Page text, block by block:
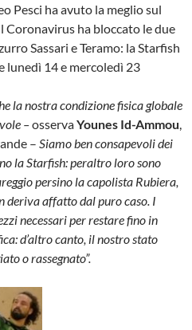
Pesci ha avuto la meglio sul
Coronavirus ha bloccato le due
Sassari e Teramo: la Starfish
lunedì 14 e mercoledì 23
la nostra condizione fisica globale
–osservaYounes Id-Ammou
– Siamo ben consapevoli dei
la Starfish: peraltro loro sono
persino la capolista Rubiera,
deriva affatto dal puro caso. I
necessari per restare fino in
d’altro canto, il nostro stato
o rassegnato”.